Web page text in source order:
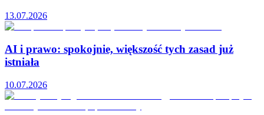
13.07.2026
AI i prawo: spokojnie, większość tych zasad już
istniała
10.07.2026